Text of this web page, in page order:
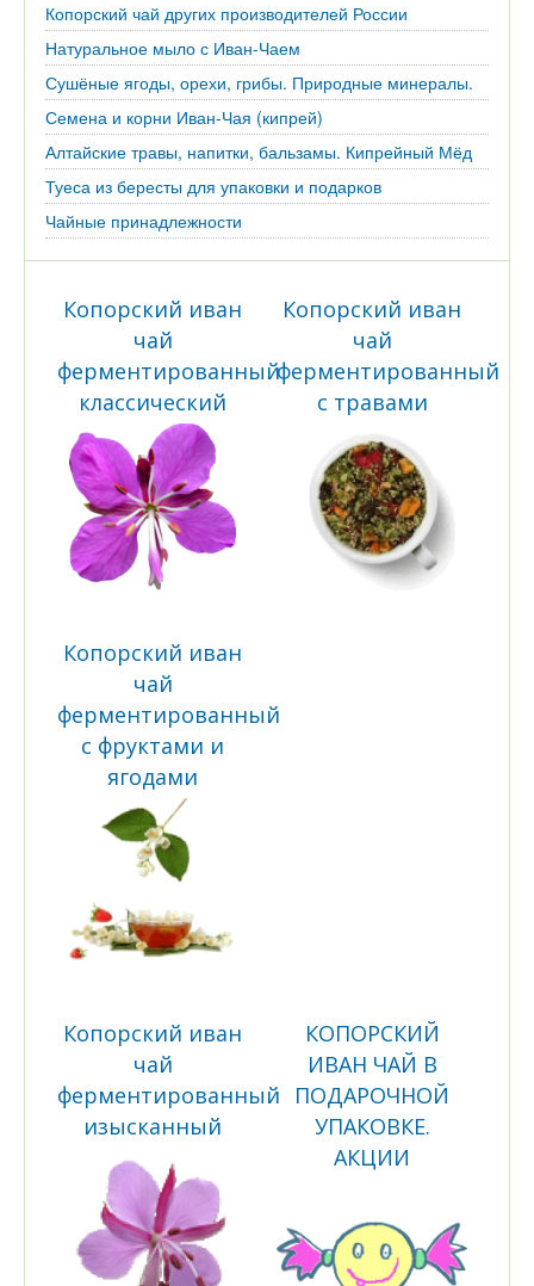
Копорский чай других производителей России
Натуральное мыло с Иван-Чаем
Сушёные ягоды, орехи, грибы. Природные минералы.
Семена и корни Иван-Чая (кипрей)
Алтайские травы, напитки, бальзамы. Кипрейный Мёд
Туеса из бересты для упаковки и подарков
Чайные принадлежности
Копорский иван
чай
ферментированный
классический
Копорский иван
чай
ферментированный
с травами
Копорский иван
чай
ферментированный
с фруктами и
ягодами
Копорский иван
чай
ферментированный
изысканный
КОПОРСКИЙ
ИВАН ЧАЙ В
ПОДАРОЧНОЙ
УПАКОВКЕ.
АКЦИИ